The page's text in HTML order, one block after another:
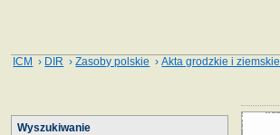
ICM › DIR ›Zasoby polskie ›Akta grodzkie i ziemskie
Wyszukiwanie